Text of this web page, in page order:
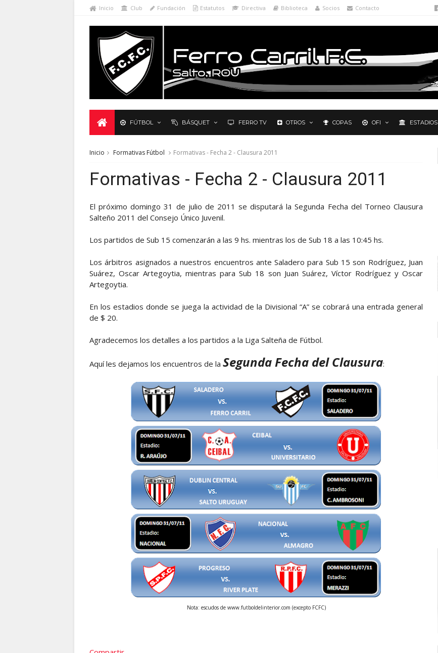
Inicio Club Fundación Estatutos Directiva Biblioteca Socios Contacto
FÚTBOL BÁSQUET FERRO TV OTROS COPAS OFI ESTADIOS
Inicio Formativas Fútbol Formativas - Fecha 2 - Clausura 2011
Formativas - Fecha 2 - Clausura 2011
El próximo domingo 31 de julio de 2011 se disputará la Segunda Fecha del Torneo Clausura
Salteño 2011 del Consejo Único Juvenil.
Los partidos de Sub 15 comenzarán a las 9 hs. mientras los de Sub 18 a las 10:45 hs.
Los árbitros asignados a nuestros encuentros ante Saladero para Sub 15 son Rodríguez, Juan
Suárez, Oscar Artegoytia, mientras para Sub 18 son Juan Suárez, Víctor Rodríguez y Oscar
Artegoytia.
En los estadios donde se juega la actividad de la Divisional “A” se cobrará una entrada general
de $ 20.
Agradecemos los detalles a los partidos a la Liga Salteña de Fútbol.
Aquí les dejamos los encuentros de la Segunda Fecha del Clausura:
Nota: escudos de www.futboldelinterior.com (excepto FCFC)